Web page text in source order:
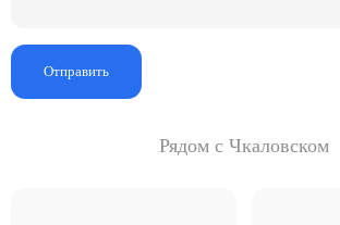
Отправить
Рядом с Чкаловском